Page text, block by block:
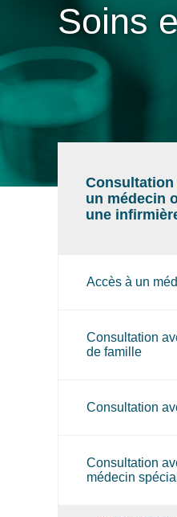
Soins
Consultation
un médecin
une
Accès à un
Consultation
de famille
Consultation
Consultation
médecin